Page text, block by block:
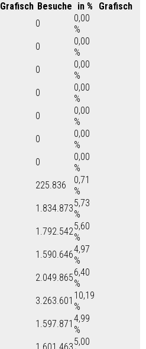
Grafisch Besuche in %
Grafisch
0
0,00
%
0
0,00
%
0
0,00
%
0
0,00
%
0
0,00
%
0
0,00
%
0
0,00
%
225.836
0,71
%
1.834.8735,73
%
1.792.5425,60
%
1.590.6464,97
%
2.049.8656,40
%
3.263.601 10,19
%
1.597.871 4,99
%
5,00